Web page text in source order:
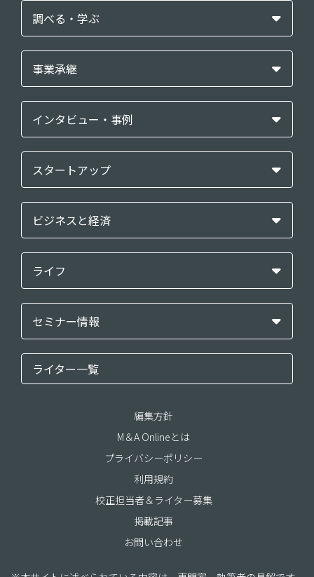
調べる・学ぶ
事業承継
インタビュー・事例
スタートアップ
ビジネスと経済
ライフ
セミナー情報
ライター一覧
編集方針
M＆A Onlineとは
プライバシーポリシー
利用規約
校正担当者＆ライター募集
掲載記事
お問い合わせ